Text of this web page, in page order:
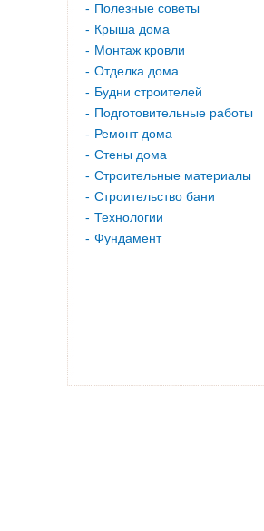
Полезные советы
Крыша дома
Монтаж кровли
Отделка дома
Будни строителей
Подготовительные работы
Ремонт дома
Стены дома
Строительные материалы
Строительство бани
Технологии
Фундамент